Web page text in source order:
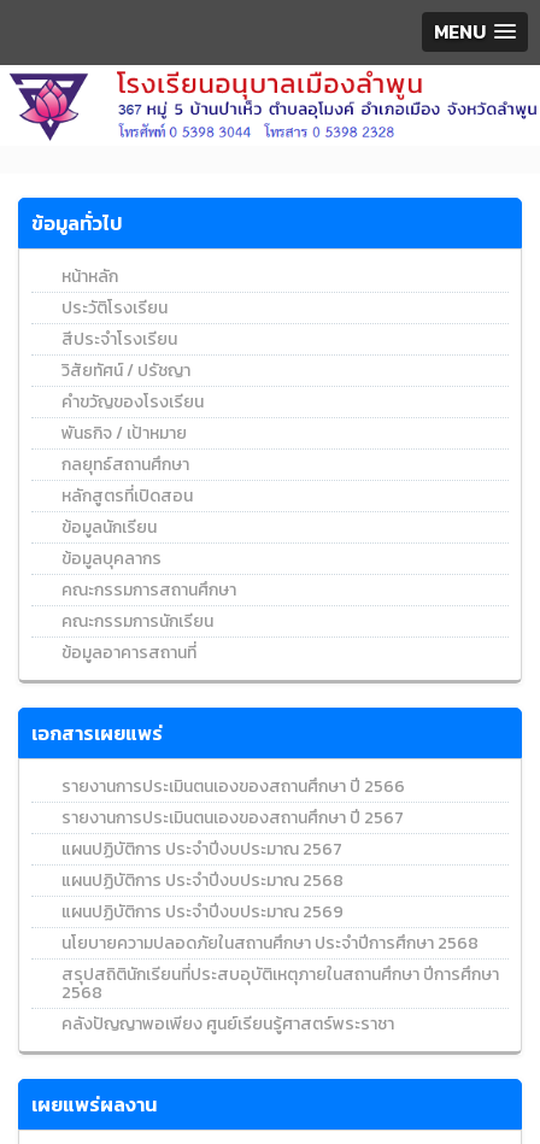
MENU
ข้อมูลทั่วไป
หน้าหลัก
ประวัติโรงเรียน
สีประจำโรงเรียน
วิสัยทัศน์ / ปรัชญา
คำขวัญของโรงเรียน
พันธกิจ / เป้าหมาย
กลยุทธ์สถานศึกษา
หลักสูตรที่เปิดสอน
ข้อมูลนักเรียน
ข้อมูลบุคลากร
คณะกรรมการสถานศึกษา
คณะกรรมการนักเรียน
ข้อมูลอาคารสถานที่
เอกสารเผยแพร่
รายงานการประเมินตนเองของสถานศึกษา ปี 2566
รายงานการประเมินตนเองของสถานศึกษา ปี 2567
แผนปฏิบัติการ ประจำปีงบประมาณ 2567
แผนปฏิบัติการ ประจำปีงบประมาณ 2568
แผนปฏิบัติการ ประจำปีงบประมาณ 2569
นโยบายความปลอดภัยในสถานศึกษา ประจำปีการศึกษา 2568
สรุปสถิตินักเรียนที่ประสบอุบัติเหตุภายในสถานศึกษา ปีการศึกษา
2568
คลังปัญญาพอเพียง ศูนย์เรียนรู้ศาสตร์พระราชา
เผยแพร่ผลงาน